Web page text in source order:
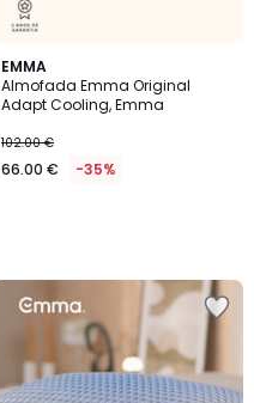
EMMA
Almofada Emma Original
Adapt Cooling, Emma
102.00 €
66.00 € -35%